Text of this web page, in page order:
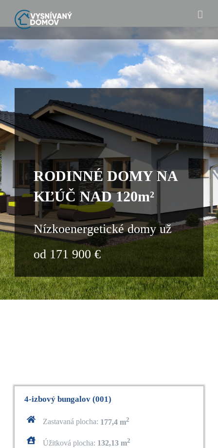
content
RODINNÉ DOMY NA
KĽÚČ NAD 120m²
Nízkoenergetické domy už
od 171 900 €
4-izbový bungalov (001)
Zastavaná plocha: 177,4 m2
Úžitková plocha: 132,13 m2